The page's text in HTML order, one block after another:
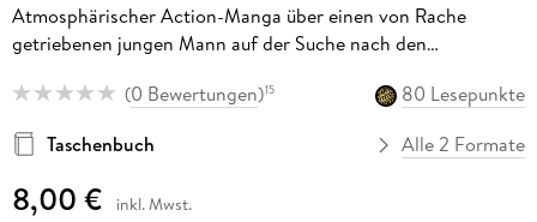
Atmosphärischer Action-Manga über einen von Rache
getriebenen jungen Mann auf der Suche nach den
(0 Bewertungen)15
80 Lesepunkte
Taschenbuch
Alle 2 Formate
8,00 € inkl. Mwst.